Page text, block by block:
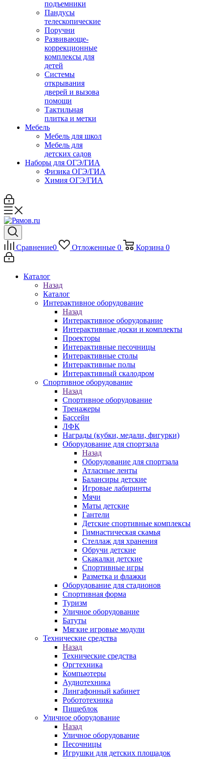
подъемники
Пандусы
телескопические
Поручни
Развивающе-
коррекционные
комплексы для
детей
Системы
открывания
дверей и вызова
помощи
Тактильная
плитка и метки
Мебель
Мебель для школ
Мебель для
детских садов
Наборы для ОГЭ/ГИА
Физика ОГЭ/ГИА
Химия ОГЭ/ГИА
Сравнение0 Отложенные 0 Корзина 0
Каталог
Назад
Каталог
Интерактивное оборудование
Назад
Интерактивное оборудование
Интерактивные доски и комплекты
Проекторы
Интерактивные песочницы
Интерактивные столы
Интерактивные полы
Интерактивный скалодром
Спортивное оборудование
Назад
Спортивное оборудование
Тренажеры
Бассейн
ЛФК
Награды (кубки, медали, фигурки)
Оборудование для спортзала
Назад
Оборудование для спортзала
Атласные ленты
Балансиры детские
Игровые лабиринты
Мячи
Маты детские
Гантели
Детские спортивные комплексы
Гимнастическая скамья
Стеллаж для хранения
Обручи детские
Скакалки детские
Спортивные игры
Разметка и флажки
Оборудование для стадионов
Спортивная форма
Туризм
Уличное оборудование
Батуты
Мягкие игровые модули
Технические средства
Назад
Технические средства
Оргтехника
Компьютеры
Аудиотехника
Лингафонный кабинет
Робототехника
Пищеблок
Уличное оборудование
Назад
Уличное оборудование
Песочницы
Игрушки для детских площадок